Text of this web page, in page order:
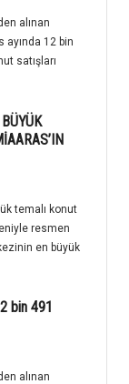
alınan
12 bin
satışları
temalı konut
resmen
en büyük
bin 491
alınan